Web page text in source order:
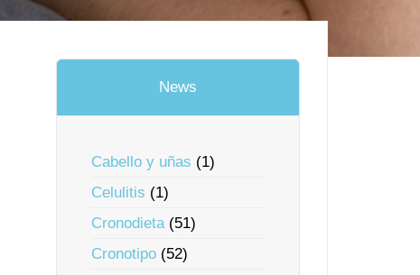
News
Cabello y uñas (1)
Celulitis (1)
Cronodieta(51)
Cronotipo (52)